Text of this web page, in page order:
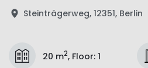
Steinträgerweg, 12351, Berlin
20 m2, Floor: 1